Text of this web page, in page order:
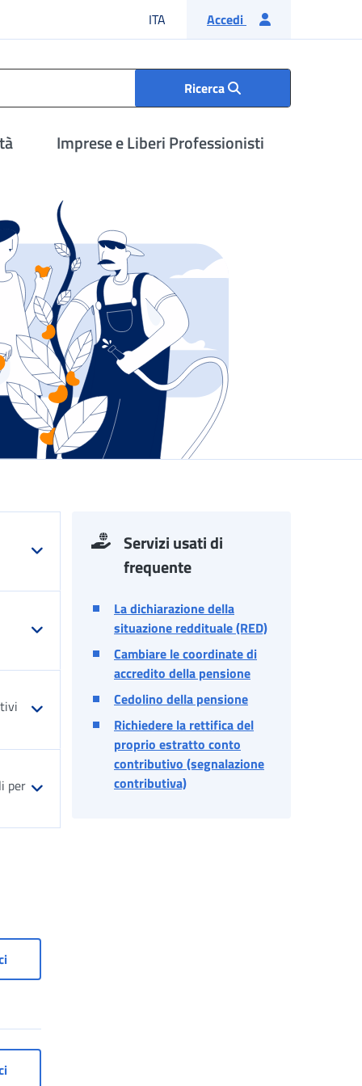
ITA Lingua italiana
Accedi
Ricerca
Imprese e Liberi Professionisti
per
domestici
Accesso ai servizi per i lavoratori domestici
Accesso ai servizi per patronati
Servizi usati di
frequente
La dichiarazione della
situazione reddituale (RED)
Cambiare le coordinate di
accredito della pensione
Cedolino della pensione
Richiedere la rettifica del
proprio estratto conto
contributivo (segnalazione
contributiva)